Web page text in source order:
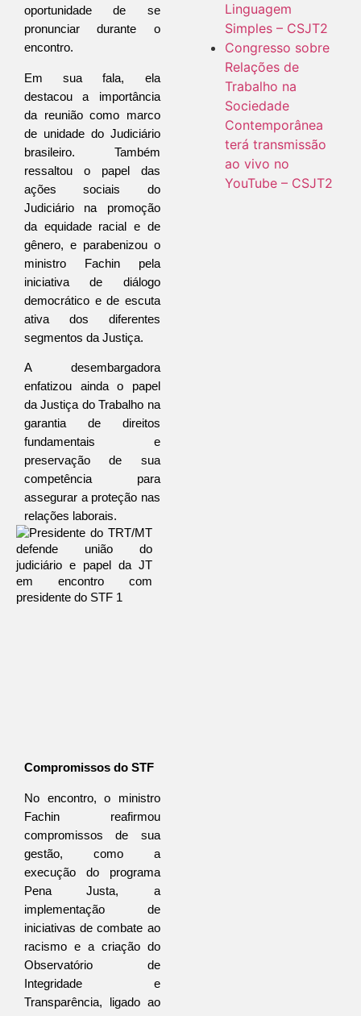
oportunidade de se
pronunciar durante o
encontro.
Em sua fala, ela
destacou a importância
da reunião como marco
de unidade do Judiciário
brasileiro. Também
ressaltou o papel das
ações sociais do
Judiciário na promoção
da equidade racial e de
gênero, e parabenizou o
ministro Fachin pela
iniciativa de diálogo
democrático e de escuta
ativa dos diferentes
segmentos da Justiça.
A desembargadora
enfatizou ainda o papel
da Justiça do Trabalho na
garantia de direitos
fundamentais e
preservação de sua
competência para
assegurar a proteção nas
relações laborais.
Compromissos do STF
No encontro, o ministro
Fachin reafirmou
compromissos de sua
gestão, como a
execução do programa
Pena Justa, a
implementação de
iniciativas de combate ao
racismo e a criação do
Observatório de
Integridade e
Transparência, ligado ao
Linguagem
Simples – CSJT2
Congresso sobre
Relações de
Trabalho na
Sociedade
Contemporânea
terá transmissão
ao vivo no
YouTube – CSJT2